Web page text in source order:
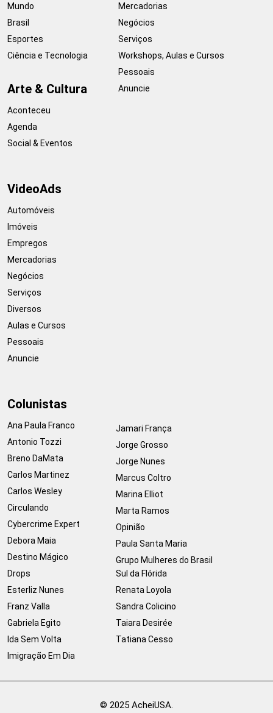
Mundo
Brasil
Esportes
Ciência e Tecnologia
Arte & Cultura
Aconteceu
Agenda
Social & Eventos
Mercadorias
Negócios
Serviços
Workshops, Aulas e Cursos
Pessoais
Anuncie
VideoAds
Automóveis
Imóveis
Empregos
Mercadorias
Negócios
Serviços
Diversos
Aulas e Cursos
Pessoais
Anuncie
Colunistas
Ana Paula Franco
Antonio Tozzi
Breno DaMata
Carlos Martinez
Carlos Wesley
Circulando
Cybercrime Expert
Debora Maia
Destino Mágico
Drops
Esterliz Nunes
Franz Valla
Gabriela Egito
Ida Sem Volta
Imigração Em Dia
Jamari França
Jorge Grosso
Jorge Nunes
Marcus Coltro
Marina Elliot
Marta Ramos
Opinião
Paula Santa Maria
Grupo Mulheres do Brasil
Sul da Flórida
Renata Loyola
Sandra Colicino
Taiara Desirée
Tatiana Cesso
© 2025 AcheiUSA.